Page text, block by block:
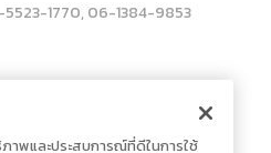
1770, 06-1384-9853
าพและประสบการณ์ที่ดีในการใช้